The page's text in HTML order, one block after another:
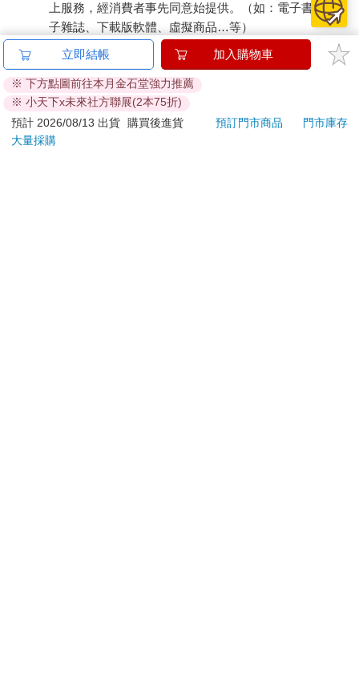
上服務，經消費者事先同意始提供。（如：電子書、電
子雜誌、下載版軟體、虛擬商品…等）
已拆封之個人衛生用品。（如：內衣褲、刮鬍刀、除毛
若非上列種類商品，均享有到貨7天的猶豫期（含例假
日）。
辦理退換貨時，商品（組合商品恕無法接受單獨退貨）必須
是您收到商品時的原始狀態（包含商品本體、配件、贈品、
立即結帳 加入購物車
※ 下方點圖前往本月金石堂強力推薦
※ 小天下x未來社方聯展(2本75折)
預計 2026/08/13 出貨
購買後進貨 預訂門市商品
門市庫存
大量採購